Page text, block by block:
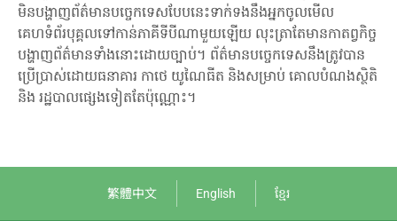
មិនបង្ហាញព័ត៌មានបច្ចេកទេសបែបនេះទាក់ទងនឹងអ្នកចូលមើល
គេហទំព័របុគ្គលទៅកាន់ភាគីទីបីណាមួយឡើយ លុះត្រាតែមានកាតព្វកិច្ច
បង្ហាញព័ត៌មានទាំងនោះដោយច្បាប់។ ព័ត៌មានបច្ចេកទេសនឹងត្រូវបាន
ប្រើប្រាស់ដោយធនាគារ កាថេ យូណៃធីត និងសម្រាប់ គោលបំណងស្ថិតិ
និង រដ្ឋបាលផ្សេងទៀតតែប៉ុណ្ណោះ។
繁體中文 English ខ្មែរ